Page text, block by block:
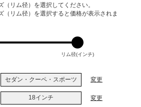
リム径）を選択してください。
（リム径）を選択すると価格が表示されま
リム径(インチ)
セダン・クーペ・スポーツ 変更
18インチ 変更